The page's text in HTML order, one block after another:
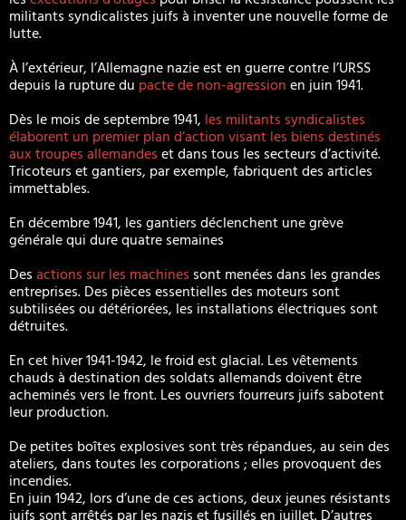
militants syndicalistes juifs à inventer une nouvelle forme de
lutte.
À l’extérieur, l’Allemagne nazie est en guerre contre l’URSS
depuis la rupture du pacte de non-agressionen juin 1941.
Dès le mois de septembre 1941, les militants syndicalistes
élaborent un premier plan d’action visant les biens destinés
aux troupes allemandeset dans tous les secteurs d’activité.
Tricoteurs et gantiers, par exemple, fabriquent des articles
immettables.
En décembre 1941, les gantiers déclenchent une grève
générale qui dure quatre semaines
Desactions sur les machines sont menées dans les grandes
entreprises. Des pièces essentielles des moteurs sont
subtilisées ou détériorées, les installations électriques sont
détruites.
En cet hiver 1941-1942, le froid est glacial. Les vêtements
chauds à destination des soldats allemands doivent être
acheminés vers le front. Les ouvriers fourreurs juifs sabotent
leur production.
De petites boîtes explosives sont très répandues, au sein des
ateliers, dans toutes les corporations ; elles provoquent des
incendies.
En juin 1942, lors d’une de ces actions, deux jeunes résistants